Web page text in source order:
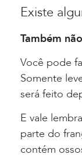
Existe
Também
Você pode
Somente
será feito
E vale
parte do
contém